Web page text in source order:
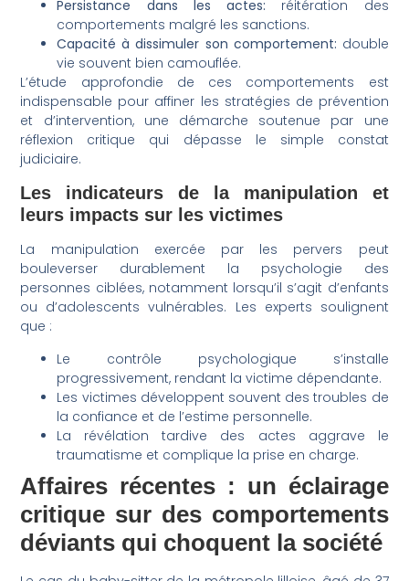
Persistance dans les actes: réitération des
comportements malgré les sanctions.
Capacité à dissimuler son comportement: double
vie souvent bien camouflée.
L’étude approfondie de ces comportements est
indispensable pour affiner les stratégies de prévention
et d’intervention, une démarche soutenue par une
réflexion critique qui dépasse le simple constat
judiciaire.
Les indicateurs de la manipulation et
leurs impacts sur les victimes
La manipulation exercée par les pervers peut
bouleverser durablement la psychologie des
personnes ciblées, notamment lorsqu’il s’agit d’enfants
ou d’adolescents vulnérables. Les experts soulignent
que :
Le contrôle psychologique s’installe
progressivement, rendant la victime dépendante.
Les victimes développent souvent des troubles de
la confiance et de l’estime personnelle.
La révélation tardive des actes aggrave le
traumatisme et complique la prise en charge.
Affaires récentes : un éclairage
critique sur des comportements
déviants qui choquent la société